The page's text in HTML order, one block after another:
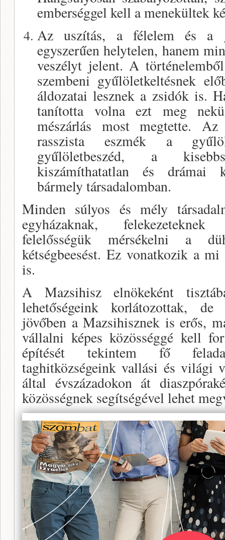
emberséggel kell a menekültek
Az uszítás, a félelem és a
egyszerűen helytelen, hanem
veszélyt jelent. A
szembeni gyűlöletkeltésnek
áldozatai lesznek a zsidók is.
tanította volna ezt meg
mészárlás most megtette.
rasszista eszmék a
gyűlöletbeszéd, a
kiszámíthatatlan és drámai
bármely társadalomban.
Minden súlyos és mély
egyházaknak,
felelősségük mérsékelni a
kétségbeesést. Ez vonatkozik a mi
is.
A Mazsihisz elnökeként
lehetőségeink korlátozottak,
jövőben a Mazsihisznek is erős,
vállalni képes közösséggé kell
építését tekintem fő
taghitközségeink vallási és világi
által évszázadokon át
közösségnek segítségével lehet